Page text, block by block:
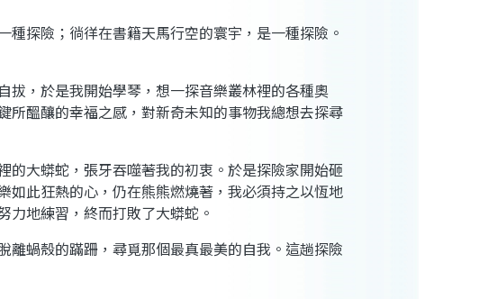
探險；徜徉在書籍天馬行空的寰宇，是一種探險。
，於是我開始學琴，想一探音樂叢林裡的各種奧
所醞釀的幸福之感，對新奇未知的事物我總想去探尋
大蟒蛇，張牙吞噬著我的初衷。於是探險家開始砸
如此狂熱的心，仍在熊熊燃燒著，我必須持之以恆地
力地練習，終而打敗了大蟒蛇。
蝸殼的蹣跚，尋覓那個最真最美的自我。這趟探險